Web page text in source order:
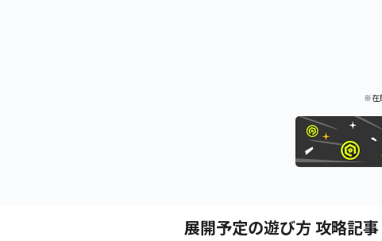
※在
展開予定の遊び方 攻略記事